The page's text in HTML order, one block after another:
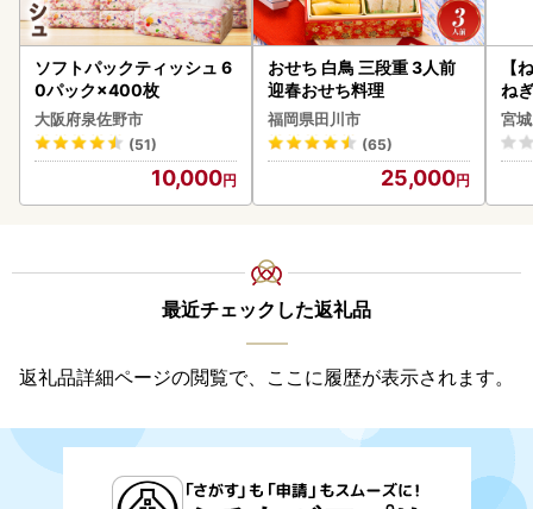
ソフトパックティッシュ 6
0パック×400枚
大阪府泉佐野市
(51)
10,000
おせち 白鳥 三段重 3人前
迎春おせち料理
福岡県田川市
(65)
25,000
【
ね
宮
最近チェックした返礼品
返礼品詳細ページの閲覧で、ここに履歴が表示されます。